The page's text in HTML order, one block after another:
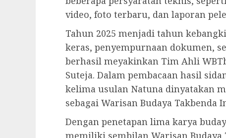
video, foto terbaru, dan laporan
Tahun 2025 menjadi tahun
keras, penyempurnaan dokumen,
berhasil meyakinkan Tim Ahli
Suteja. Dalam pembacaan hasil
kelima usulan Natuna dinyatakan
sebagai Warisan Budaya Takbenda
Dengan penetapan lima karya